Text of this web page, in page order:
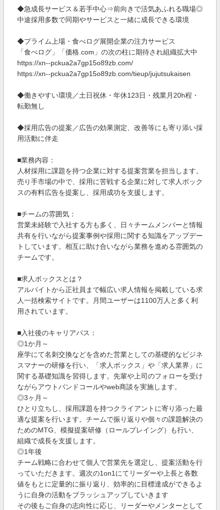
◆急成長サービス＆若手中心⇒前向きで活気あふれる職場◎
中途採用多数で同期やサービスと一緒に成長できる環境
◆プライム上場・食べログ展開企業の注力サービス
「食べログ」「価格.com」の次の柱に期待され組織拡大中
https://xn--pckua2a7gp15o89zb.com/
https://xn--pckua2a7gp15o89zb.com/tieup/jujutsukaisen
◆働きやすい環境／土日祝休・年休123日・残業月20h程・
転勤無し
◆採用広告の提案／広告の効果測定、改善等にも寄り添い採
用活動に伴走
■業務内容：
人材採用に課題を持つ企業に対する提案営業を担当します。
売り手市場の中で、採用に苦戦する企業に対して求人ボック
スの有料広告を提案し、採用成功を支援します。
■チームの雰囲気：
営業未経験で入社する方も多く、日々チームメンバーと情報
共有を行いながら提案事例や採用に関する知識をアップデー
トしています。相互に助け合いながら業務を進める雰囲気の
チームです。
■求人ボックスとは？
アルバイトから正社員まで幅広い求人情報を掲載している求
人一括検索サイトです。月間ユーザーは1100万人と多く利
用されています。
■入社後のキャリアパス：
◎1か月～
座学にて名刺交換などを含めた営業としての基礎的なビジネ
スマナーの研修を行い、「求人ボックス」や「求人業界」に
関する基礎知識を習得します。先輩や上司のフォローを受け
ながらアウトバンドコールやweb商談を実施します。
◎3ヶ月～
ひとり立ちし、採用課題を持つクライアントに寄り添った最
適な提案を行います。チームで振り返りや個々の課題解決の
ためのMTG、模擬提案研修（ロールプレイング）も行い、
組織で成長を支援します。
◎1年後
チーム戦略に合わせて個人で営業先を選定し、提案活動を行
っていただきます。週次の1on1にてリーダーや上長と各数
値をもとに定量的に振り返り、効率的に目標達成ができるよ
うに自身の活動をブラッシュアップしていきます
その後もご自身の志向性に応じ、リーダーやメンターとして